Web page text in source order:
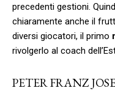
precedenti gestioni.
chiaramente anche il
diversi giocatori, il primo
rivolgerlo al coach
PETER FRANZ